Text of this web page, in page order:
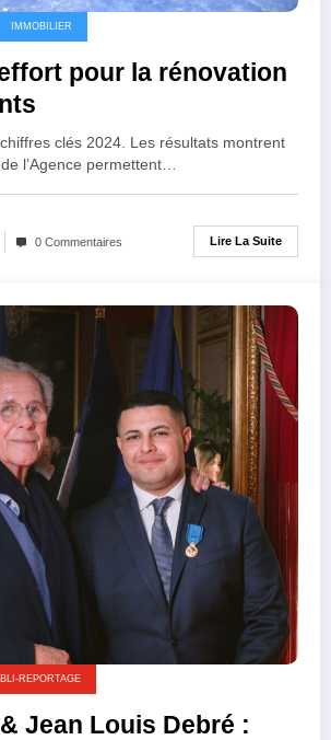
IMMOBILIER
pour la rénovation
chiffres clés 2024. Les résultats montrent
l’Agence permettent…
0 Commentaires Lire La Suite
REPORTAGE
Jean Louis Debré :